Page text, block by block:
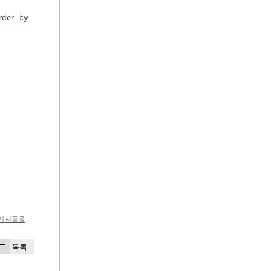
by
시물을
목록